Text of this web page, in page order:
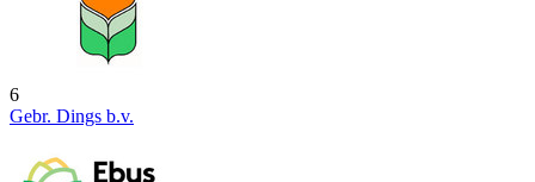
6
Gebr. Dings b.v.